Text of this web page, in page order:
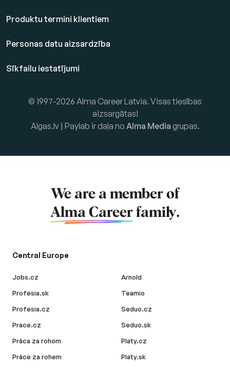
Produktu termini klientiem
Personas datu aizsardzība
Sīkfailu iestatījumi
© 1997-2026 Alma Career Latvia. Visas tiesības
aizsargātas!
Algas.lv | Paylab ir daļa no Alma Media grupas.
We are a member of
Alma Career family.
Central Europe
Jobs.cz
Profesia.sk
Profesia.cz
Prace.cz
Práca za rohom
Práce za rohem
Arnold
Teamio
Seduo.cz
Seduo.sk
Platy.cz
Platy.sk